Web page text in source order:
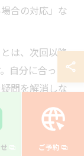
合の対応」な
は、次回以降
自分に合った
問を解消しな
の第一歩とな
ご予約